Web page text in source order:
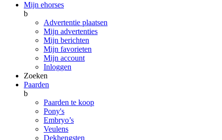
Mijn ehorses
b
Advertentie plaatsen
Mijn advertenties
Mijn berichten
Mijn favorieten
Mijn account
Inloggen
Zoeken
Paarden
b
Paarden te koop
Pony's
Embryo’s
Veulens
Dekhengsten